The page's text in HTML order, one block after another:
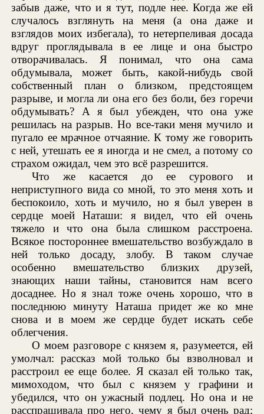
забыв даже, что и я тут, подле нее. Когда же ей
случалось взглянуть на меня (а она даже и
взглядов моих избегала), то нетерпеливая досада
вдруг проглядывала в ее лице и она быстро
отворачивалась. Я понимал, что она сама
обдумывала, может быть, какой-нибудь свой
собственный план о близком, предстоящем
разрыве, и могла ли она его без боли, без горечи
обдумывать? А я был убежден, что она уже
решилась на разрыв. Но все-таки меня мучило и
пугало ее мрачное отчаяние. К тому же говорить
с ней, утешать ее я иногда и не смел, а потому со
страхом ожидал, чем это всё разрешится.
Что же касается до ее сурового и
неприступного вида со мной, то это меня хоть и
беспокоило, хоть и мучило, но я был уверен в
сердце моей Наташи: я видел, что ей очень
тяжело и что она была слишком расстроена.
Всякое постороннее вмешательство возбуждало в
ней только досаду, злобу. В таком случае
особенно вмешательство близких друзей,
знающих наши тайны, становится нам всего
досаднее. Но я знал тоже очень хорошо, что в
последнюю минуту Наташа придет же ко мне
снова и в моем же сердце будет искать себе
облегчения.
О моем разговоре с князем я, разумеется, ей
умолчал: рассказ мой только бы взволновал и
расстроил ее еще более. Я сказал ей только так,
мимоходом, что был с князем у графини и
убедился, что он ужасный подлец. Но она и не
расспрашивала про него, чему я был очень рад;